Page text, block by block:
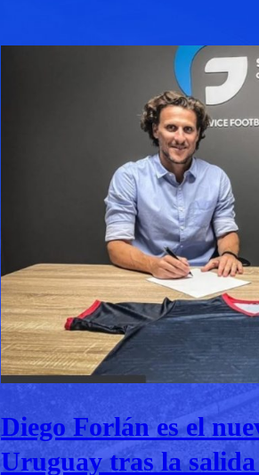
Diego Forlán es el
Uruguay tras la